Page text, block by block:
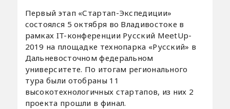
Первый этап «Стартап-Экспедиции»
состоялся 5 октября во Владивостоке в
рамках IT-конференции Русский MeetUp-
2019 на площадке технопарка «Русский» в
Дальневосточном федеральном
университете. По итогам регионального
тура были отобраны 11
высокотехнологичных стартапов, из них 2
проекта прошли в финал.